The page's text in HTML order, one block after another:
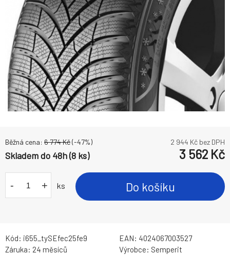
Běžná cena: 6 774Kč(-47%) 2 944 Kč bez DPH
Skladem do 48h (8 ks) 3 562 Kč
- + ks Do košíku
Kód: i655_tySEfec25fe9 EAN: 4024067003527
Záruka: 24 měsíců Výrobce: Semperit